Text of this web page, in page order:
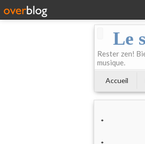
Le
Rester zen!
musique.
Accueil
*